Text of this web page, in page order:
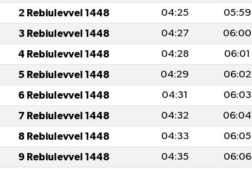
2 Rebiulevvel 1448 04:25 05:59
3 Rebiulevvel 1448 04:27 06:00
4 Rebiulevvel 1448 04:28 06:01
5 Rebiulevvel 1448 04:29 06:02
6 Rebiulevvel 1448 04:31 06:03
7 Rebiulevvel 1448 04:32 06:04
8 Rebiulevvel 1448 04:33 06:05
9 Rebiulevvel 1448 04:35 06:06